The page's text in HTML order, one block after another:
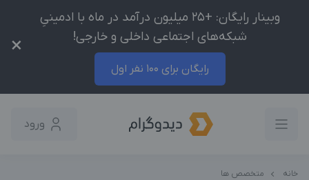
وبینار رایگان: +25 میلیون درآمد در ماه با ادمینیِ
شبکه‌های اجتماعی داخلی و خارجی!
رایگان برای 100 نفر اول
×
ورود
خانه متخصص ها